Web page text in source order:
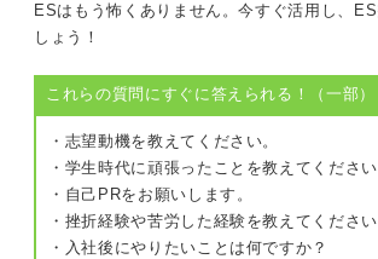
ESはもう怖くありません。今すぐ活用し、
しょう！
これらの質問にすぐに答えられる！（一部）
・志望動機を教えてください。
・学生時代に頑張ったことを教えてください
・自己PRをお願いします。
・挫折経験や苦労した経験を教えてください
・入社後にやりたいことは何ですか？
具体例
学んだこと
今後取り組むこと
研究内容はこう書く！ ESを書く際の例
関連Q&A